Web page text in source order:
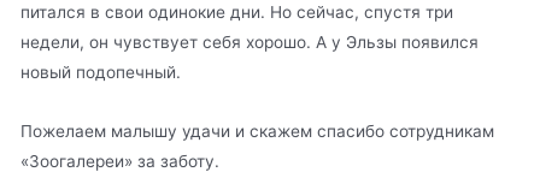
питался в свои одинокие дни. Но сейчас, спустя три
недели, он чувствует себя хорошо. А у Эльзы появился
новый подопечный.
Пожелаем малышу удачи и скажем спасибо сотрудникам
«Зоогалереи» за заботу.